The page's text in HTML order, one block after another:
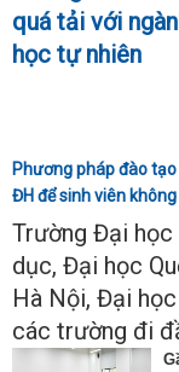
Phương pháp đào
ĐH để sinh viên
ngành Sư phạm Khoa
nhiên
Trường Đại học
dục, Đại học
Hà Nội, Đại
các trường đi